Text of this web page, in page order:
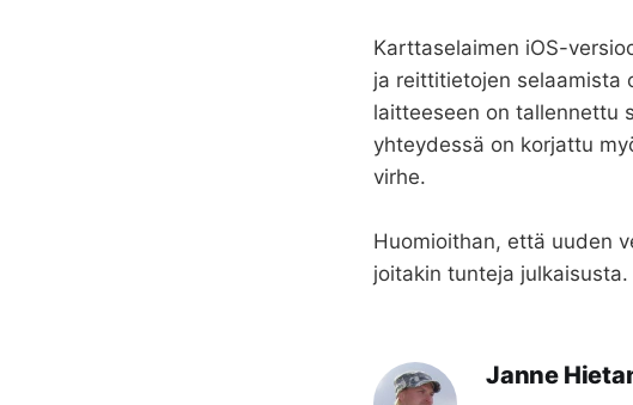
Karttaselaimen iOS-
ja reittitietojen selaamista
laitteeseen on tallennettu
yhteydessä on korjattu
virhe.
Huomioithan, että uuden
joitakin tunteja julkaisusta.
Janne